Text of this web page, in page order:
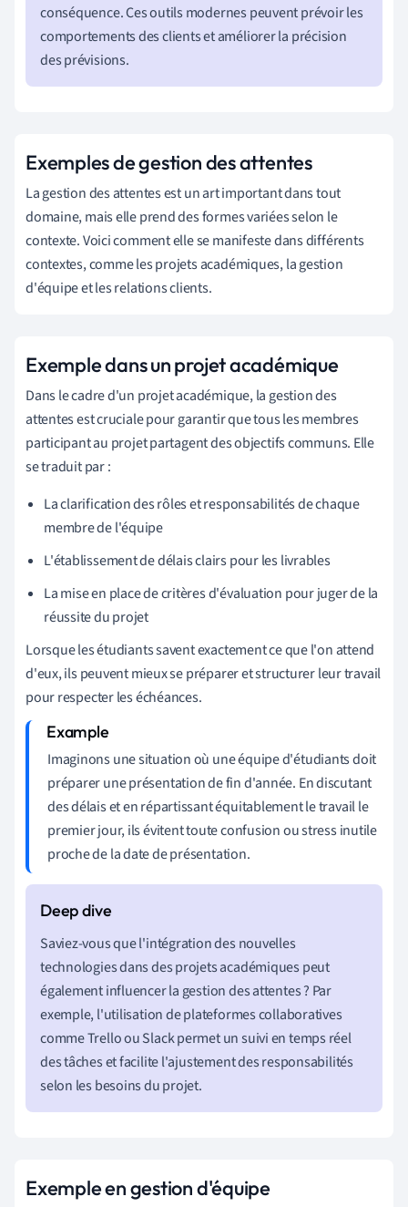
conséquence. Ces outils modernes peuvent prévoir les
comportements des clients et améliorer la précision
des prévisions.
Exemples de gestion des attentes
La gestion des attentes est un art important dans tout
domaine, mais elle prend des formes variées selon le
contexte. Voici comment elle se manifeste dans différents
contextes, comme les projets académiques, la gestion
d'équipe et les relations clients.
Exemple dans un projet académique
Dans le cadre d'un projet académique, la gestion des
attentes est cruciale pour garantir que tous les membres
participant au projet partagent des objectifs communs. Elle
se traduit par :
La clarification des rôles et responsabilités de chaque
membre de l'équipe
L'établissement de délais clairs pour les livrables
La mise en place de critères d'évaluation pour juger de la
réussite du projet
Lorsque les étudiants savent exactement ce que l'on attend
d'eux, ils peuvent mieux se préparer et structurer leur travail
pour respecter les échéances.
Imaginons une situation où une équipe d'étudiants doit
préparer une présentation de fin d'année. En discutant
des délais et en répartissant équitablement le travail le
premier jour, ils évitent toute confusion ou stress inutile
proche de la date de présentation.
Saviez-vous que l'intégration des nouvelles
technologies dans des projets académiques peut
également influencer la gestion des attentes ? Par
exemple, l'utilisation de plateformes collaboratives
comme Trello ou Slack permet un suivi en temps réel
des tâches et facilite l'ajustement des responsabilités
selon les besoins du projet.
Exemple en gestion d'équipe